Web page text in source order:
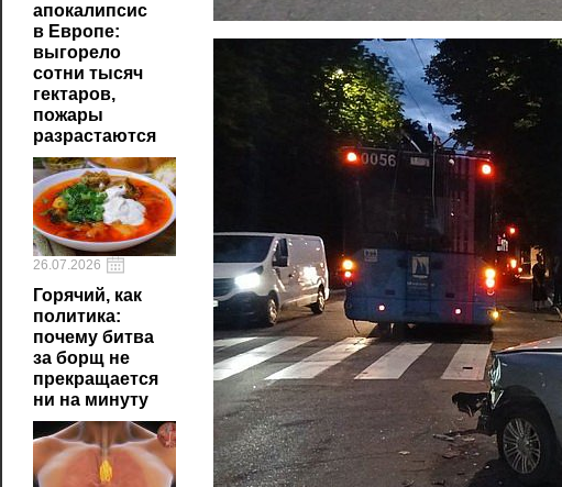
апокалипсис
в Европе:
выгорело
сотни тысяч
гектаров,
пожары
разрастаются
26.07.2026
Горячий, как
политика:
почему битва
за борщ не
прекращается
ни на минуту